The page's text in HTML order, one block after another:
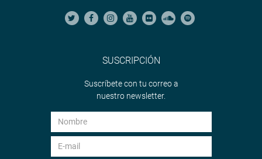
SUSCRIPCIÓN
Suscríbete con tu correo a
nuestro newsletter.